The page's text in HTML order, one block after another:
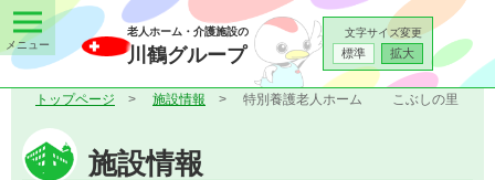
老人ホーム・介護施設の
川鶴グループ
文字サイズ変更
標準 拡大
トップページ 施設情報 特別養護老人ホーム こぶしの里
施設情報